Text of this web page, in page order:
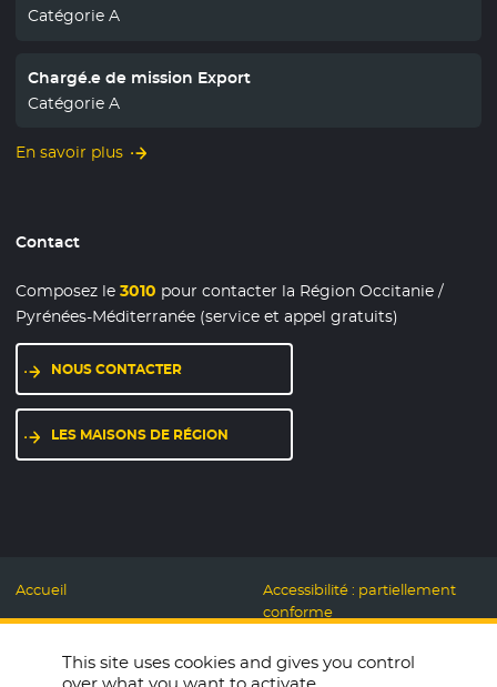
Catégorie A
Chargé.e de mission Export
Catégorie A
En savoir plus
Contact
Composez le3010 pour contacter la Région Occitanie /
Pyrénées-Méditerranée (service et appel gratuits)
NOUS CONTACTER
LES MAISONS DE RÉGION
Accueil
Mentions légales
Données personnelles et
Accessibilité : partiellement
conforme
Responsable
This site uses cookies and gives you control